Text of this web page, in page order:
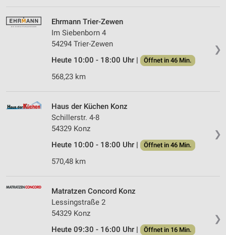
❯
Ehrmann Trier-Zewen
Im Siebenborn 4
54294 Trier-Zewen
Heute 10:00 - 18:00 Uhr |
Öffnet in 46 Min.
568,23 km
❯
Haus der Küchen Konz
Schillerstr. 4-8
54329 Konz
Heute 10:00 - 18:00 Uhr |
Öffnet in 46 Min.
570,48 km
❯
Matratzen Concord Konz
Lessingstraße 2
54329 Konz
Heute 09:30 - 16:00 Uhr |
Öffnet in 16 Min.